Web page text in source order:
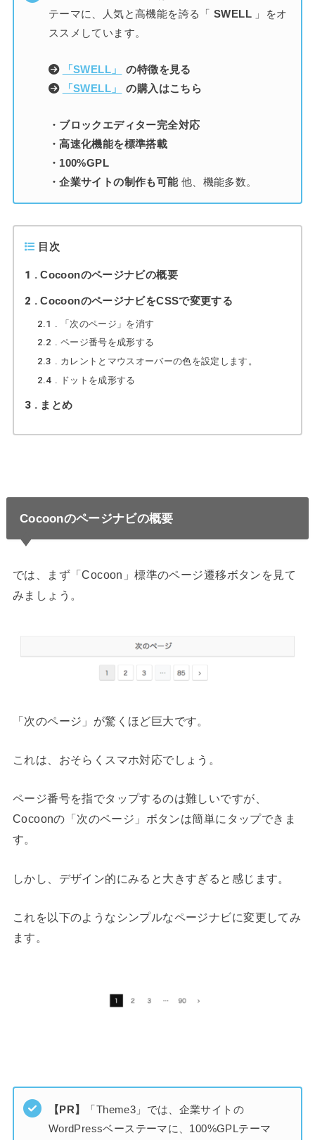
テーマに、人気と高機能を誇る「SWELL 」をオ
ススメしています。
「SWELL」
の特徴を見る
「SWELL」
の購入はこちら
・ブロックエディター完全対応
・高速化機能を標準搭載
・100%GPL
・企業サイトの制作も可能他、機能多数。
目次
1 Cocoonのページナビの概要
2 CocoonのページナビをCSSで変更する
2.1
「次のページ」を消す
2.2
ページ番号を成形する
2.3
カレントとマウスオーバーの色を設定します。
2.4
ドットを成形する
3 まとめ
Cocoonのページナビの概要
では、まず「Cocoon」標準のページ遷移ボタンを見て
みましょう。
「次のページ」が驚くほど巨大です。
これは、おそらくスマホ対応でしょう。
ページ番号を指でタップするのは難しいですが、
Cocoonの「次のページ」ボタンは簡単にタップできま
す。
しかし、デザイン的にみると大きすぎると感じます。
これを以下のようなシンプルなページナビに変更してみ
ます。
【PR】
「Theme3」では、企業サイトの
WordPressベーステーマに、100%GPLテーマ